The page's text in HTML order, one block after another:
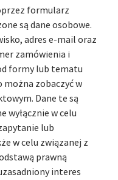
formularz
są dane osobowe.
adres e-mail oraz
zamówienia i
formy lub tematu
można zobaczyć w
Dane te są
wyłącznie w celu
lub
w celu związanej z
prawną
interes